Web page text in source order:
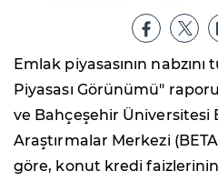
Emlak piyasasının
Piyasası Görünümü"
ve Bahçeşehir Üniversitesi
Araştırmalar Merkezi
göre, konut kredi